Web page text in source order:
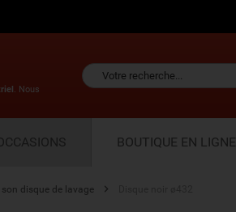
. Nous
BOUTIQUE EN LIGNE
disque de lavage